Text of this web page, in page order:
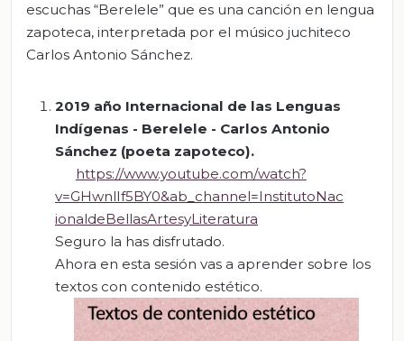
escuchas “Berelele” que es una canción en lengua
zapoteca, interpretada por el músico juchiteco
Carlos Antonio Sánchez.
2019 año Internacional de las Lenguas
Indígenas - Berelele - Carlos Antonio
Sánchez (poeta zapoteco).
https://www.youtube.com/watch?
v=GHwnlIf5BY0&ab_channel=InstitutoNac
ionaldeBellasArtesyLiteratura
Seguro la has disfrutado.
Ahora en esta sesión vas a aprender sobre los
textos con contenido estético.